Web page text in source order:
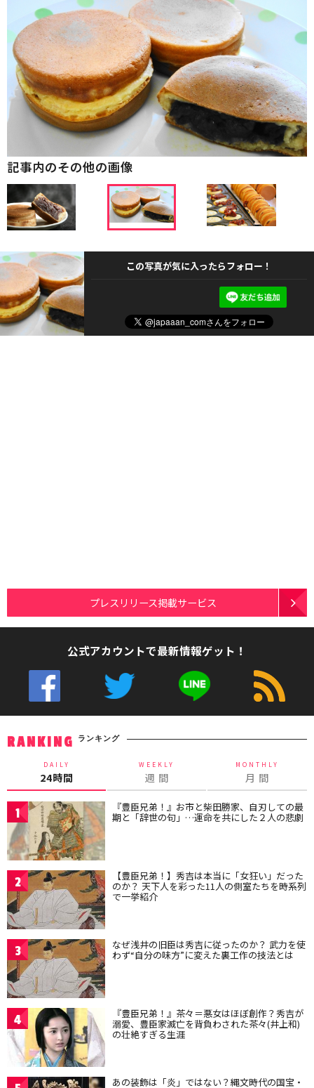
記事内のその他の画像
この写真が気に入ったらフォロー！
プレスリリース掲載サービス
公式アカウントで最新情報ゲット！
RANKING ランキング
DAILY
24時間
WEEKLY
週 間
MONTHLY
月 間
1 『豊臣兄弟！』お市と柴田勝家、自刃しての最
期と「辞世の句」…運命を共にした２人の悲劇
2 【豊臣兄弟！】秀吉は本当に「女狂い」だった
のか？ 天下人を彩った11人の側室たちを時系列
で一挙紹介
3 なぜ浅井の旧臣は秀吉に従ったのか？ 武力を使
わず“自分の味方”に変えた裏工作の技法とは
4 『豊臣兄弟！』茶々＝悪女はほぼ創作？秀吉が
溺愛、豊臣家滅亡を背負わされた茶々(井上和)
の壮絶すぎる生涯
あの装飾は「炎」ではない？縄文時代の国宝・